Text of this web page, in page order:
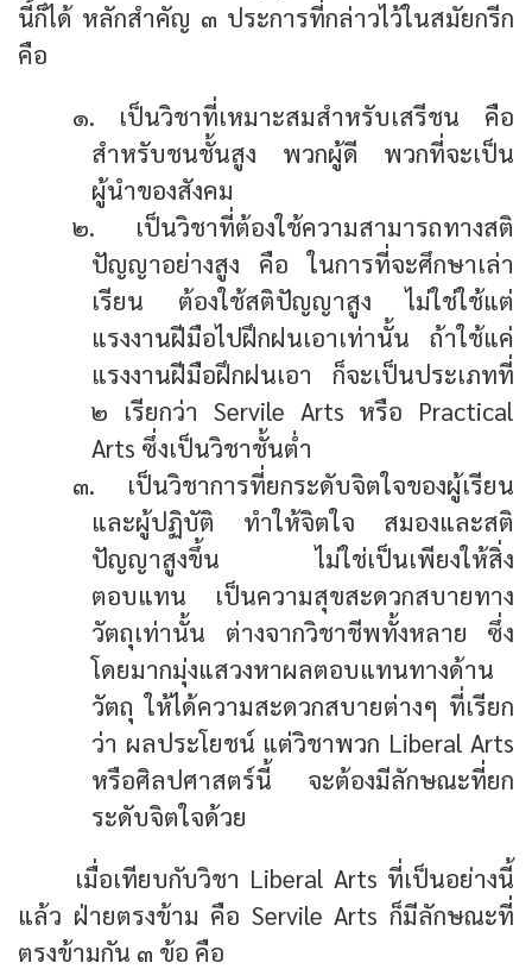
นี้ก็ได้ หลักสำคัญ ๓ ประการที่กล่าวไว้ในสมัยกรีก
คือ
๑. เป็นวิชาที่เหมาะสมสำหรับเสรีชน คือ
สำหรับชนชั้นสูง พวกผู้ดี พวกที่จะเป็น
ผู้นำของสังคม
๒. เป็นวิชาที่ต้องใช้ความสามารถทางสติ
ปัญญาอย่างสูง คือ ในการที่จะศึกษาเล่า
เรียน ต้องใช้สติปัญญาสูง ไม่ใช่ใช้แต่
แรงงานฝีมือไปฝึกฝนเอาเท่านั้น ถ้าใช้แค่
แรงงานฝีมือฝึกฝนเอา ก็จะเป็นประเภทที่
๒ เรียกว่า Servile Arts หรือ Practical
Arts ซึ่งเป็นวิชาชั้นต่ำ
๓. เป็นวิชาการที่ยกระดับจิตใจของผู้เรียน
และผู้ปฏิบัติ ทำให้จิตใจ สมองและสติ
ปัญญาสูงขึ้น ไม่ใช่เป็นเพียงให้สิ่ง
ตอบแทน เป็นความสุขสะดวกสบายทาง
วัตถุเท่านั้น ต่างจากวิชาชีพทั้งหลาย ซึ่ง
โดยมากมุ่งแสวงหาผลตอบแทนทางด้าน
วัตถุ ให้ได้ความสะดวกสบายต่างๆ ที่เรียก
ว่า ผลประโยชน์ แต่วิชาพวก Liberal Arts
หรือศิลปศาสตร์นี้ จะต้องมีลักษณะที่ยก
ระดับจิตใจด้วย
เมื่อเทียบกับวิชา Liberal Arts ที่เป็นอย่างนี้
แล้ว ฝ่ายตรงข้าม คือ Servile Arts ก็มีลักษณะที่
ตรงข้ามกัน ๓ ข้อ คือ